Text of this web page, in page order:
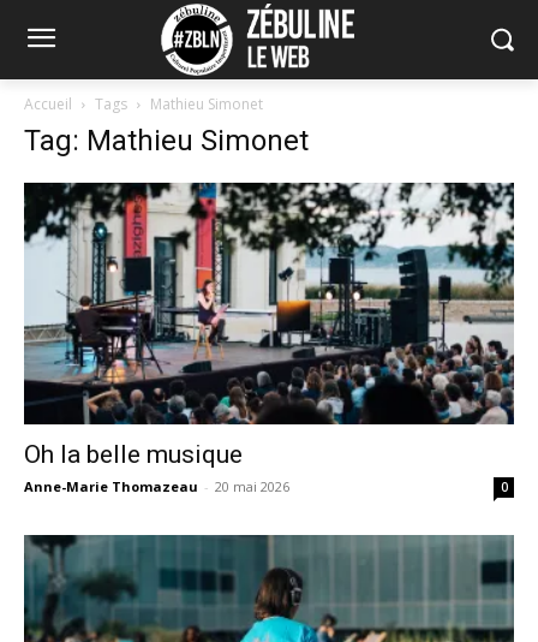
Accueil Tags Mathieu Simonet
Tag: Mathieu Simonet
Oh la belle musique
Anne-Marie Thomazeau - 20 mai 2026 0